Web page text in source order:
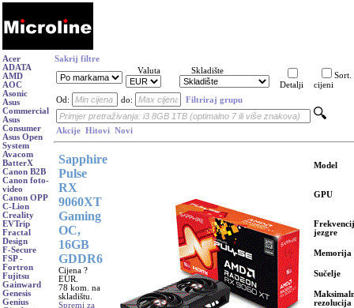
Acer
ADATA
AMD
AOC
Asonic
Asus
Commercial
Asus
Consumer
Asus Open
System
Avacom
BatterX
Canon B2B
Canon foto-
video
Canon OPP
C-Lion
Creality
EVTrip
Fractal
Design
F-Secure
FSP -
Fortron
Fujitsu
Gainward
Genesis
Genius
Sakrij filtre
Valuta
Skladište
Detalji
Sort.
cijeni
Od:
do: Filtriraj grupu
Akcije Hitovi Novi
Sapphire
Pulse
RX
9060XT
Gaming
OC,
16GB
GDDR6
Cijena ?
EUR.
78 kom. na
skladištu.
Spremi za
Model
GPU
jezgre
Memorija
Sučelje
rezolucija